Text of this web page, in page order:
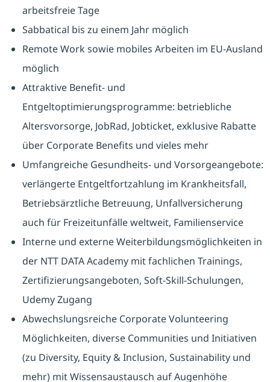
arbeitsfreie Tage
Sabbatical bis zu einem Jahr möglich
Remote Work sowie mobiles Arbeiten im EU-Ausland
möglich
Attraktive Benefit- und
Entgeltoptimierungsprogramme: betriebliche
Altersvorsorge, JobRad, Jobticket, exklusive Rabatte
über Corporate Benefits und vieles mehr
Umfangreiche Gesundheits- und Vorsorgeangebote:
verlängerte Entgeltfortzahlung im Krankheitsfall,
Betriebsärztliche Betreuung, Unfallversicherung
auch für Freizeitunfälle weltweit, Familienservice
Interne und externe Weiterbildungsmöglichkeiten in
der NTT DATA Academy mit fachlichen Trainings,
Zertifizierungsangeboten, Soft-Skill-Schulungen,
Udemy Zugang
Abwechslungsreiche Corporate Volunteering
Möglichkeiten, diverse Communities und Initiativen
(zu Diversity, Equity & Inclusion, Sustainability und
mehr) mit Wissensaustausch auf Augenhöhe